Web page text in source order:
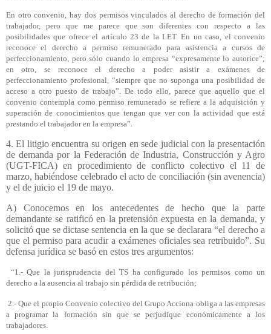
En otro convenio, hay dos permisos vinculados al derecho de formación del
trabajador, pero que me parece que son diferentes con respecto a las
posibilidades que ofrece el artículo 23 de la LET. En un caso, el convenio
reconoce el derecho a permiso remunerado para asistencia a cursos de
perfeccionamiento, pero sólo cuando lo empresa “expresamente lo autorice”;
en otro, se reconoce el derecho a poder asistir a exámenes de
perfeccionamiento profesional, “siempre que no suponga una posibilidad de
acceso a otro puesto de trabajo”. De todo ello, parece que aquello que el
convenio contempla como permiso remunerado se refiere a la adquisición y
superación de conocimientos que tengan que ver con la actividad que está
prestando el trabajador en la empresa”.
4. El litigio encuentra su origen en sede judicial con la presentación
de demanda por la Federación de Industria, Construcción y Agro
(UGT-FICA) en procedimiento de conflicto colectivo el 11 de
marzo, habiéndose celebrado el acto de conciliación (sin avenencia)
y el de juicio el 19 de mayo.
A) Conocemos en los antecedentes de hecho que la parte
demandante se ratificó en la pretensión expuesta en la demanda, y
solicitó que se dictase sentencia en la que se declarara “el derecho a
que el permiso para acudir a exámenes oficiales sea retribuido”. Su
defensa jurídica se basó en estos tres argumentos:
“1.- Que la jurisprudencia del TS ha configurado los permisos como un
derecho a la ausencia al trabajo sin pérdida de retribución;
2.- Que el propio Convenio colectivo del Grupo Acciona obliga a las empresas
a programar la formación sin que se perjudique económicamente a los
trabajadores.